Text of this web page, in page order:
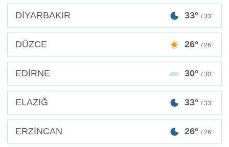
DİYARBAKIR 33° / 33°
DÜZCE 26° / 26°
EDİRNE 30° / 30°
ELAZIĞ 33° / 33°
ERZİNCAN 26° / 26°